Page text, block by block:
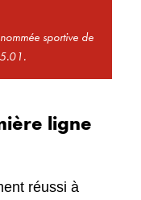
sportive de
ligne
réussi à